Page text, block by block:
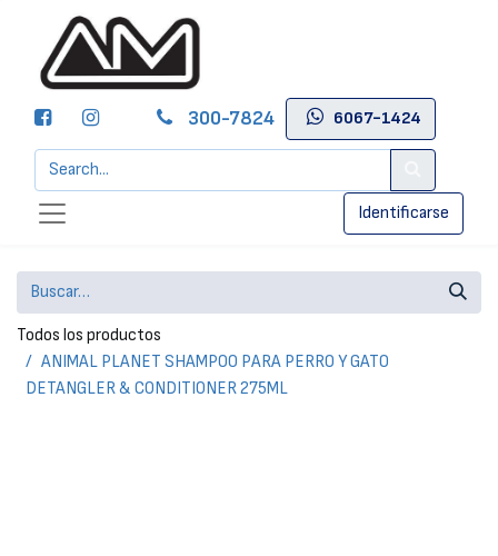
300-7824 6067-1424
Identificarse
Todos los productos
ANIMAL PLANET SHAMPOO PARA PERRO Y GATO
DETANGLER & CONDITIONER 275ML